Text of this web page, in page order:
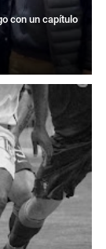
con un capítulo